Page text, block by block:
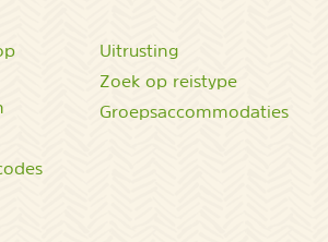
Uitrusting
Zoek op reistype
Groepsaccommodaties